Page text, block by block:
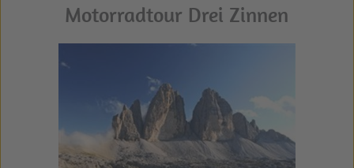
Motorradtour Drei Zinnen